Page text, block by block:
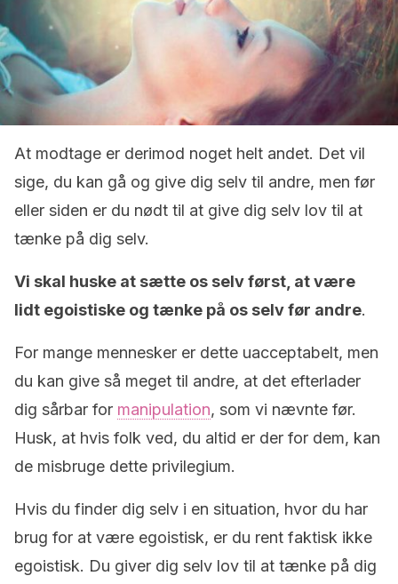
At modtage er derimod noget helt andet. Det vil
sige, du kan gå og give dig selv til andre, men før
eller siden er du nødt til at give dig selv lov til at
tænke på dig selv.
Vi skal huske at sætte os selv først, at være
lidt egoistiske og tænke på os selv før andre.
For mange mennesker er dette uacceptabelt, men
du kan give så meget til andre, at det efterlader
dig sårbar for manipulation, som vi nævnte før.
Husk, at hvis folk ved, du altid er der for dem, kan
de misbruge dette privilegium.
Hvis du finder dig selv i en situation, hvor du har
brug for at være egoistisk, er du rent faktisk ikke
egoistisk. Du giver dig selv lov til at tænke på dig